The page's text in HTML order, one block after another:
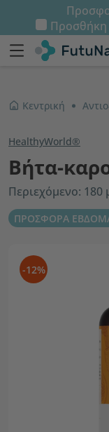
Προσθήκη
Κεντρική
HealthyWorld®
Βήτα-
Περιεχόμενο: 180
ΠΡΟΣΦΟΡΑ
-12%